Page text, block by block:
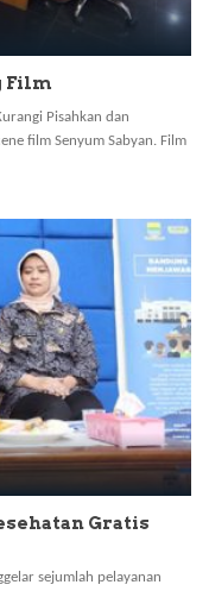
Film
Pisahkan dan
film Senyum Sabyan. Film
Gratis
sejumlah pelayanan